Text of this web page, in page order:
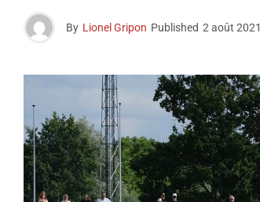
By Lionel Gripon Published 2 août 2021